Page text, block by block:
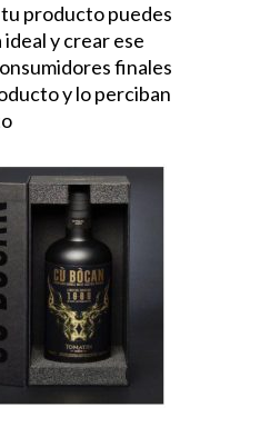
producto puedes
y crear ese
finales
y lo perciban